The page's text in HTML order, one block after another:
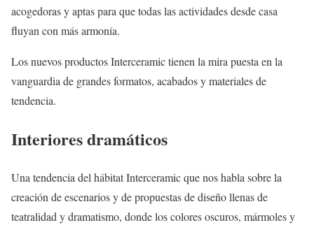
acogedoras y aptas para que todas las actividades desde casa
fluyan con más armonía.
Los nuevos productos Interceramic tienen la mira puesta en la
vanguardia de grandes formatos, acabados y materiales de
tendencia.
Interiores dramáticos
Una tendencia del hábitat Interceramic que nos habla sobre la
creación de escenarios y de propuestas de diseño llenas de
teatralidad y dramatismo, donde los colores oscuros, mármoles y